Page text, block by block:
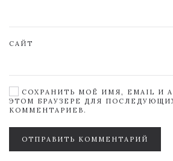
САЙТ
СОХРАНИТЬ МОЁ ИМЯ, EMAIL И
ЭТОМ БРАУЗЕРЕ ДЛЯ
КОММЕНТАРИЕВ.
ОТПРАВИТЬ КОММЕНТАРИЙ